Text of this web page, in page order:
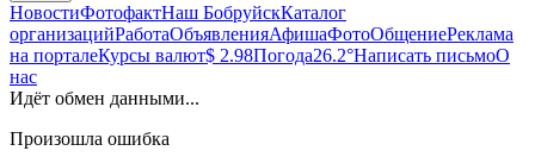
НовостиФотофактНаш БобруйскКаталог
организацийРаботаОбъявленияАфишаФотоОбщениеРеклама
на порталеКурсы валют$ 2.98Погода26.2°Написать письмоО
нас
Идёт обмен данными...
Произошла ошибка